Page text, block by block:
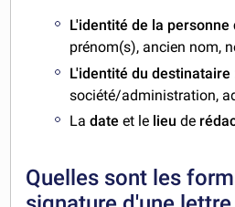
L'identité de la
prénom(s), ancien nom,
L'identité du destinataire
société/administration,
Ladateet le lieude
Quelles sont les